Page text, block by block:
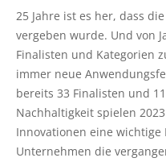
03-
14
25 Jahre ist es her, dass
vergeben wurde. Und von
Finalisten und Kategorien
immer neue
bereits 33 Finalisten und
Nachhaltigkeit spielen
Innovationen eine wichtige
Unternehmen die